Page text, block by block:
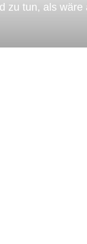
zu tun, als wäre